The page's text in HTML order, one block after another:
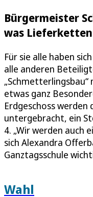
Bürgermeister
was
Für sie alle haben
alle anderen
etwas ganz
Erdgeschoss werden
untergebracht, ein
4. „Wir werden auch
sich Alexandra
Ganztagsschule
Wahl